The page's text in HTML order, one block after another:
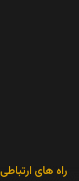
راه های ارتباطی